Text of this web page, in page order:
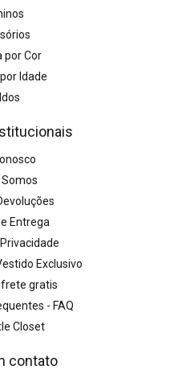
por Cor
Idade
Entrega
Exclusivo
frete gratis
- FAQ
Closet
contato